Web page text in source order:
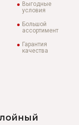
Выгодные
условия
Большой
ассортимент
Гарантия
качества